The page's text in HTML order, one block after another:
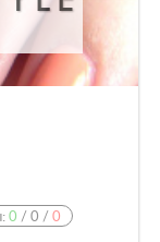
0 /0 /0